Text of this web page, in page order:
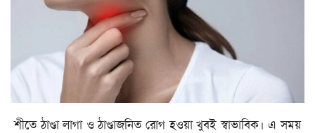
শীতে ঠাণ্ডা লাগা ও ঠাণ্ডাজনিত রোগ হওয়া খুবই স্বাভাবিক। এ সময়